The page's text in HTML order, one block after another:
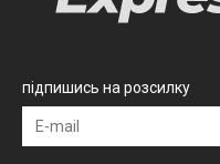
підпишись на розсилку